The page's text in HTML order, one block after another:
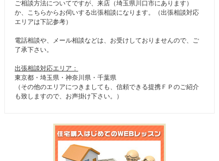
ご相談方法についてですが、来店（埼玉県川口市にあります）
か、こちらからお伺いする出張相談になります。（出張相談対応
エリアは下記参考）
電話相談や、メール相談などは、お受けしておりませんので、ご
了承下さい。
出張相談対応エリア：
東京都・埼玉県・神奈川県・千葉県
（その他のエリアにつきましても、信頼できる提携ＦＰのご紹介
も致しますので、お声掛け下さい。）